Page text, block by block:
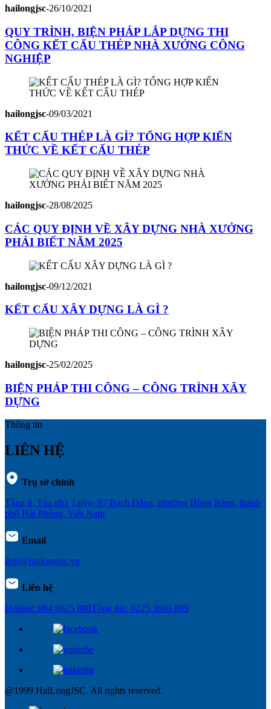
hailongjsc-26/10/2021
QUY TRÌNH, BIỆN PHÁP LẮP DỰNG THI
CÔNG KẾT CẤU THÉP NHÀ XƯỞNG CÔNG
NGHIỆP
hailongjsc-09/03/2021
KẾT CẤU THÉP LÀ GÌ? TỔNG HỢP KIẾN
THỨC VỀ KẾT CẤU THÉP
hailongjsc-28/08/2025
CÁC QUY ĐỊNH VỀ XÂY DỰNG NHÀ XƯỞNG
PHẢI BIẾT NĂM 2025
hailongjsc-09/12/2021
KẾT CẤU XÂY DỰNG LÀ GÌ ?
hailongjsc-25/02/2025
BIỆN PHÁP THI CÔNG – CÔNG TRÌNH XÂY
DỰNG
Thông tin
LIÊN HỆ
Trụ sở chính
Tầng 8, Tòa nhà Taiyo, 97 Bạch Đằng, phường Hồng Bàng, thành
phố Hải Phòng, Việt Nam
Email
info@hailongjsc.vn
Liên hệ
Hotline: 084 6625 888Tổng đài: 0225.3669.899
@1999 HaiLongJSC. All rights reserved.